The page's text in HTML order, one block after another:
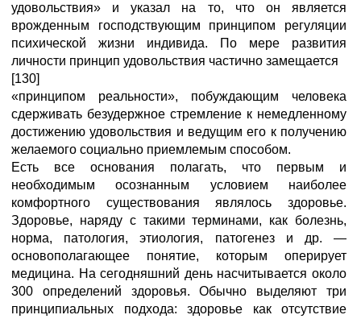
удовольствия» и указал на то, что он является
врожденным господствующим принципом регуляции
психической жизни индивида. По мере развития
личности принцип удовольствия частично замещается
[130]
«принципом реальности», побуждающим человека
сдерживать безудержное стремление к немедленному
достижению удовольствия и ведущим его к получению
желаемого социально приемлемым способом.
Есть все основания полагать, что первым и
необходимым осознанным условием наиболее
комфортного существования являлось здоровье.
Здоровье, наряду с такими терминами, как болезнь,
норма, патология, этиология, патогенез и др. —
основополагающее понятие, которым оперирует
медицина. На сегодняшний день насчитывается около
300 определений здоровья. Обычно выделяют три
принципиальных подхода: здоровье как отсутствие